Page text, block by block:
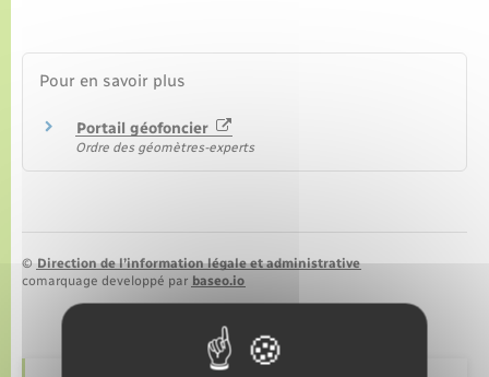
Pour en savoir plus
Portail géofoncier
Ordre des géomètres-experts
© Direction de l’information légale et administrative
comarquage developpé par baseo.io